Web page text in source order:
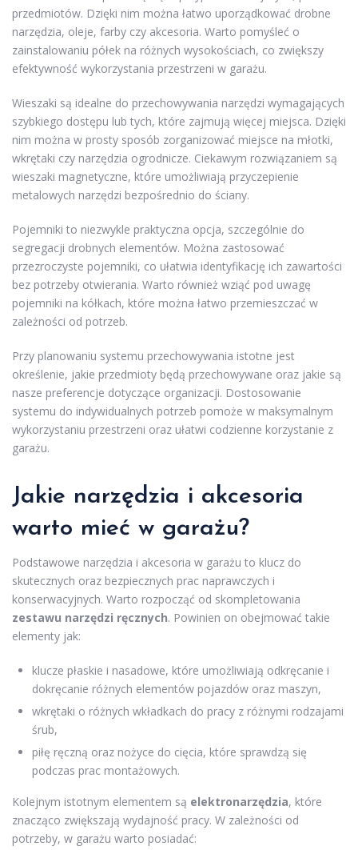
przedmiotów. Dzięki nim można łatwo uporządkować drobne
narzędzia, oleje, farby czy akcesoria. Warto pomyśleć o
zainstalowaniu półek na różnych wysokościach, co zwiększy
efektywność wykorzystania przestrzeni w garażu.
Wieszaki są idealne do przechowywania narzędzi wymagających
szybkiego dostępu lub tych, które zajmują więcej miejsca. Dzięki
nim można w prosty sposób zorganizować miejsce na młotki,
wkrętaki czy narzędzia ogrodnicze. Ciekawym rozwiązaniem są
wieszaki magnetyczne, które umożliwiają przyczepienie
metalowych narzędzi bezpośrednio do ściany.
Pojemniki to niezwykle praktyczna opcja, szczególnie do
segregacji drobnych elementów. Można zastosować
przezroczyste pojemniki, co ułatwia identyfikację ich zawartości
bez potrzeby otwierania. Warto również wziąć pod uwagę
pojemniki na kółkach, które można łatwo przemieszczać w
zależności od potrzeb.
Przy planowaniu systemu przechowywania istotne jest
określenie, jakie przedmioty będą przechowywane oraz jakie są
nasze preferencje dotyczące organizacji. Dostosowanie
systemu do indywidualnych potrzeb pomoże w maksymalnym
wykorzystaniu przestrzeni oraz ułatwi codzienne korzystanie z
garażu.
Jakie narzędzia i akcesoria
warto mieć w garażu?
Podstawowe narzędzia i akcesoria w garażu to klucz do
skutecznych oraz bezpiecznych prac naprawczych i
konserwacyjnych. Warto rozpocząć od skompletowania
zestawu narzędzi ręcznych. Powinien on obejmować takie
elementy jak:
klucze płaskie i nasadowe, które umożliwiają odkręcanie i
dokręcanie różnych elementów pojazdów oraz maszyn,
wkrętaki o różnych wkładkach do pracy z różnymi rodzajami
śrub,
piłę ręczną oraz nożyce do cięcia, które sprawdzą się
podczas prac montażowych.
Kolejnym istotnym elementem są elektronarzędzia, które
znacząco zwiększają wydajność pracy. W zależności od
potrzeby, w garażu warto posiadać: